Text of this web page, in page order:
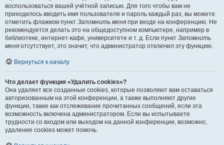
воспользоваться вашей учётной записью. Для того чтобы вам не
приходилось вводить имя пользователя и пароль каждый раз, вы можете
отметить флажком пункт Запомнить меня при входе на конференцию. Не
рекомендуется делать это на общедоступном компьютере, например в
библиотеке, интернет-кафе, университете и т. д. Если пункт Запомнить
меня отсутствует, это значит, что администратор отключил эту функцию.
Вернуться к началу
Что делает функция «Удалить cookies»?
Она удаляет все созданные cookies, которые позволяют вам оставаться
авторизованным на этой конференции, а также выполняют другие
функции, такие как отслеживание прочитанных сообщений, если эта
возможность включена администратором. Если вы испытываете
трудности со входом или выходом на данной конференции, возможно,
удаление cookies может помочь.